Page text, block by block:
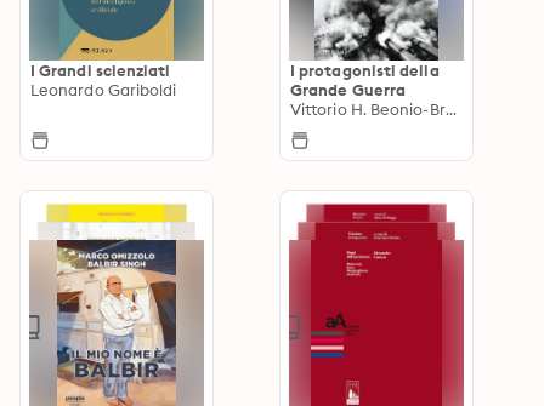
I Grandi scienziati
Leonardo Gariboldi
I protagonisti della
Grande Guerra
Vittorio H. Beonio-Brocchieri